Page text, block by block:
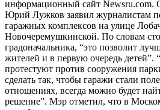
информационный сайт Newsru.com.
Юрий Лужков заявил журналистам
гаражных комплексов на улице
Новочеремушкинской. По словам
градоначальника, “это позволит
жителей и в первую очередь детей”.
протестуют против сооружения
сделать так, чтобы гаражи стали
отношениях, всегда можно будет
решение”. Мэр отметил, что в